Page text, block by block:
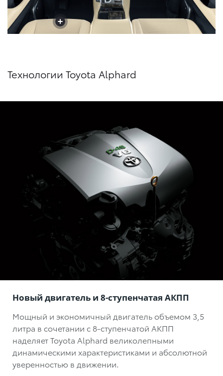
+
Технологии Toyota Alphard
Новый двигатель и 8-ступенчатая АКПП
Мощный и экономичный двигатель объемом 3,5
литра в сочетании с 8-ступенчатой АКПП
наделяет Toyota Alphard великолепными
динамическими характеристиками и абсолютной
уверенностью в движении.